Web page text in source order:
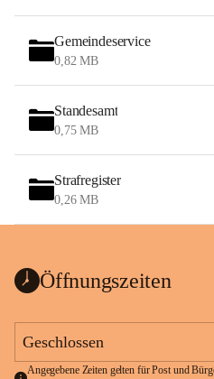
Gemeindeservice
0,82 MB
Standesamt
0,75 MB
Strafregister
0,26 MB
Öffnungszeiten
Geschlossen
Angegebene Zeiten gelten für Post und